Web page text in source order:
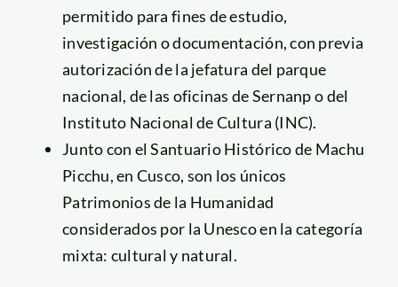
permitido para fines de estudio,
investigación o documentación, con previa
autorización de la jefatura del parque
nacional, de las oficinas de Sernanp o del
Instituto Nacional de Cultura (INC).
Junto con el Santuario Histórico de Machu
Picchu, en Cusco, son los únicos
Patrimonios de la Humanidad
considerados por la Unesco en la categoría
mixta: cultural y natural.